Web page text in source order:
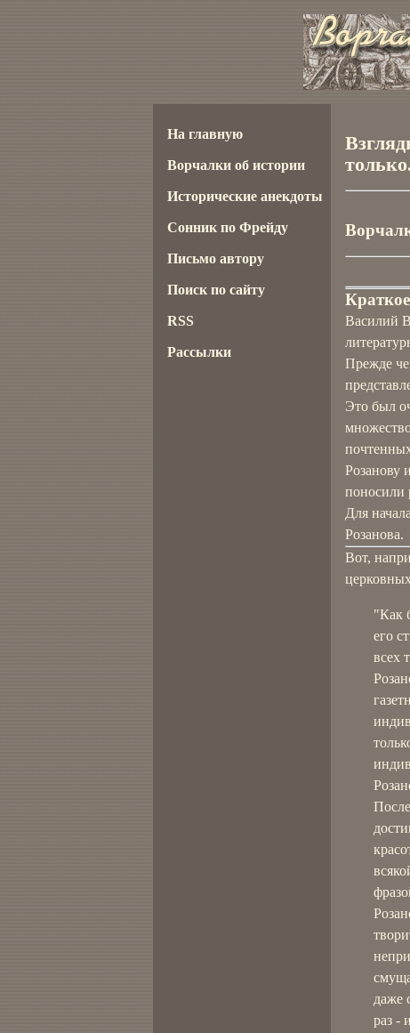
Василий
Прежде
Это был
Розанову
поносили
Для
Розанова.
Вот,
"Как
его
всех
даже
раз -
На главную
Ворчалки об истории
Исторические анекдоты
Сонник по Фрейду
Письмо автору
Поиск по сайту
RSS
Рассылки